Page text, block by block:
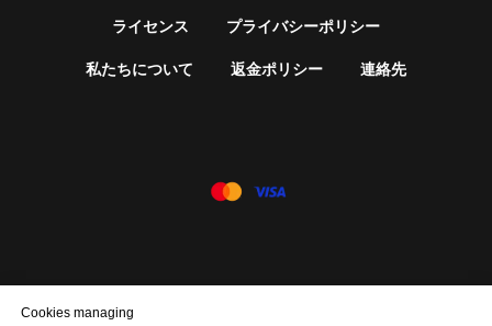
ライセンス プライバシーポリシー
私たちについて 返金ポリシー 連絡先
Cookies managing